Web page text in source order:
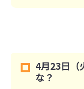
4月23日（
な？